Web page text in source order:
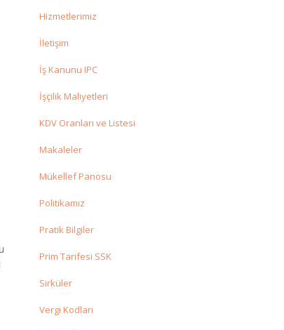
Hizmetlerimiz
İletişim
İş Kanunu IPC
İşçilik Maliyetleri
KDV Oranları ve Listesi
Makaleler
Mükellef Panosu
Politikamız
Pratik Bilgiler
Prim Tarifesi SSK
Sirküler
Vergi Kodları